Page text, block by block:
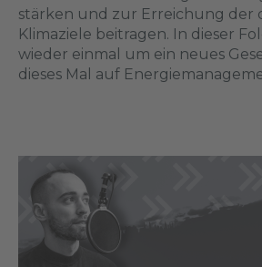
stärken und zur Erreichung der
Klimaziele beitragen. In dieser
wieder einmal um ein neues
dieses Mal auf